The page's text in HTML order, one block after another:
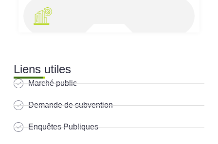
Liens utiles
Marché public
Demande de subvention
Enquêtes Publiques